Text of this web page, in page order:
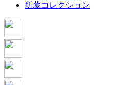
所蔵コレクション